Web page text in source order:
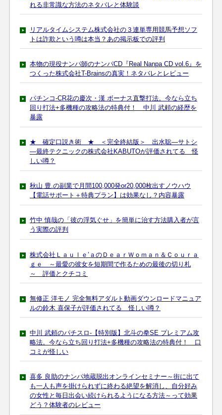
れる非常識な方法のネタバレと体験談
リアルタイムシステム株式会社の３連単専用競馬予想ソフ
トは詐欺という噂は本当？あの掲示板での評判
本物の現役ナンパ師のナンパCD『Real Nanpa CD vol.6』を
つくった株式会社T-Brainsの真実！ネタバレとレビュー
パチンコ-CR花の慶次・漢 ボーナス直撃打法。今なら立ち
回り打法+多機種の攻略法の特典付！ 中川 武頼の経歴を
暴露
★ 確定口説き術 ★ ＜完全終結版＞ 出水聡―サトシ
―最終テクニックの株式会社KABUTOが評価されてる 怪
しい噂？
秋山 豊.の副業で月間100,000発or20,000枚出すノウハウ
【電話サポート＋特典プラン】は効果なし？内容暴露
竹中 慎哉の「彼の浮気ぐせ」を簡単に治す方法購入者が言
う実際の評判
株式会社Ｌａｕｌｅ’ａのＤｅａｒＷｏｍａｎ＆Ｃｏｕｒａ
ｇｅ ～最愛の彼女を短期間で作るための最後の切り札
～ 評価とクチコミ
無修正 洋モノ 完全無料アダルト動画ダウンロードマニュア
ルの鈴木 喜保子が評価されてる 怪しい噂？
中川 武頼のパチスロ-【特別版】北斗の拳SE プレミアム攻
略法。今なら立ち回り打法+多機種の攻略法の特典付！ 口
コミが怪しい
喜多 良助のナンパ地蔵脱出オンラインセミナー～街に出て
も一人も声を掛けられずに終わる絶望を解消し、自分好み
の女性と毎日出会い続けられるようになる方法～って効果
どう？体験者のレビュー